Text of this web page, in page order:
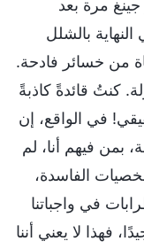
مرة بعد
بالشلل
من خسائر فادحة.
كنتُ قائدةً كاذبةً
في الواقع، إن
بمن فيهم أنا، لم
الفاسدة،
في واجباتنا
فهذا لا يعني أننا